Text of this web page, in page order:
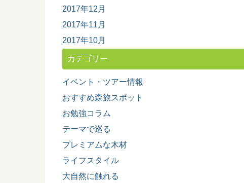
2017年12月
2017年11月
2017年10月
カテゴリー
イベント・ツアー情報
おすすめ森旅スポット
お勉強コラム
テーマで巡る
プレミアムな木材
ライフスタイル
大自然に触れる